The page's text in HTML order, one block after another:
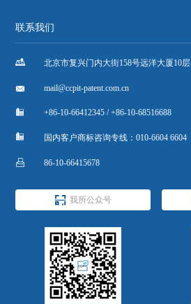
联系我们
 北京市复兴门内大街158号远洋大厦10层
 mail@ccpit-patent.com.cn
 +86-10-66412345 / +86-10-68516688
 国内客户商标咨询专线：010-6604 6604
 86-10-66415678
 我所公众号